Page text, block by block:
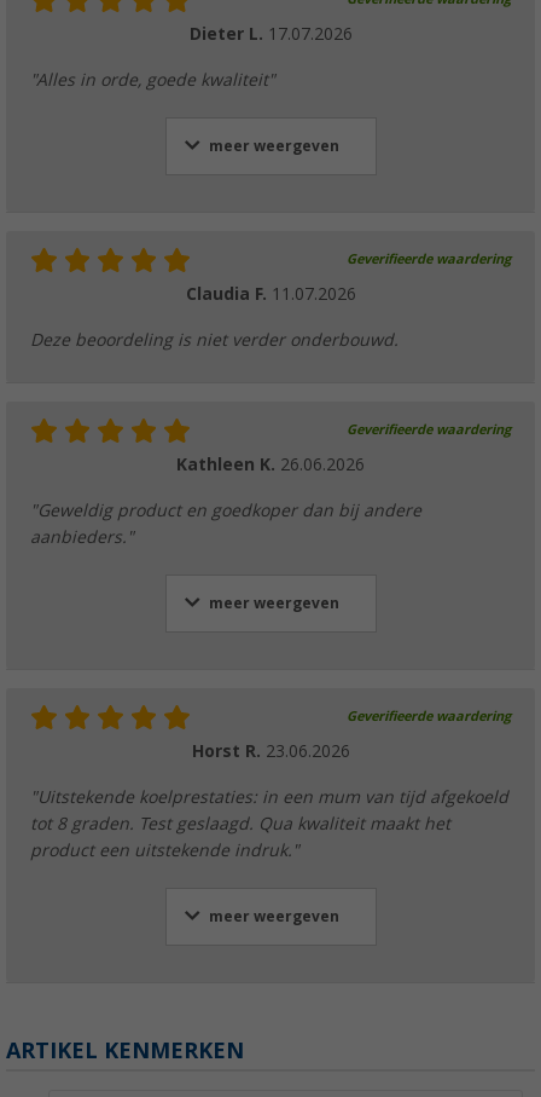
Dieter L. 17.07.2026
"Alles in orde, goede kwaliteit"
meer weergeven
Geverifieerde waardering
Claudia F. 11.07.2026
Deze beoordeling is niet verder onderbouwd.
Geverifieerde waardering
Kathleen K. 26.06.2026
"Geweldig product en goedkoper dan bij andere
aanbieders."
meer weergeven
Geverifieerde waardering
Horst R. 23.06.2026
"Uitstekende koelprestaties: in een mum van tijd afgekoeld
tot 8 graden. Test geslaagd. Qua kwaliteit maakt het
product een uitstekende indruk."
meer weergeven
ARTIKEL KENMERKEN